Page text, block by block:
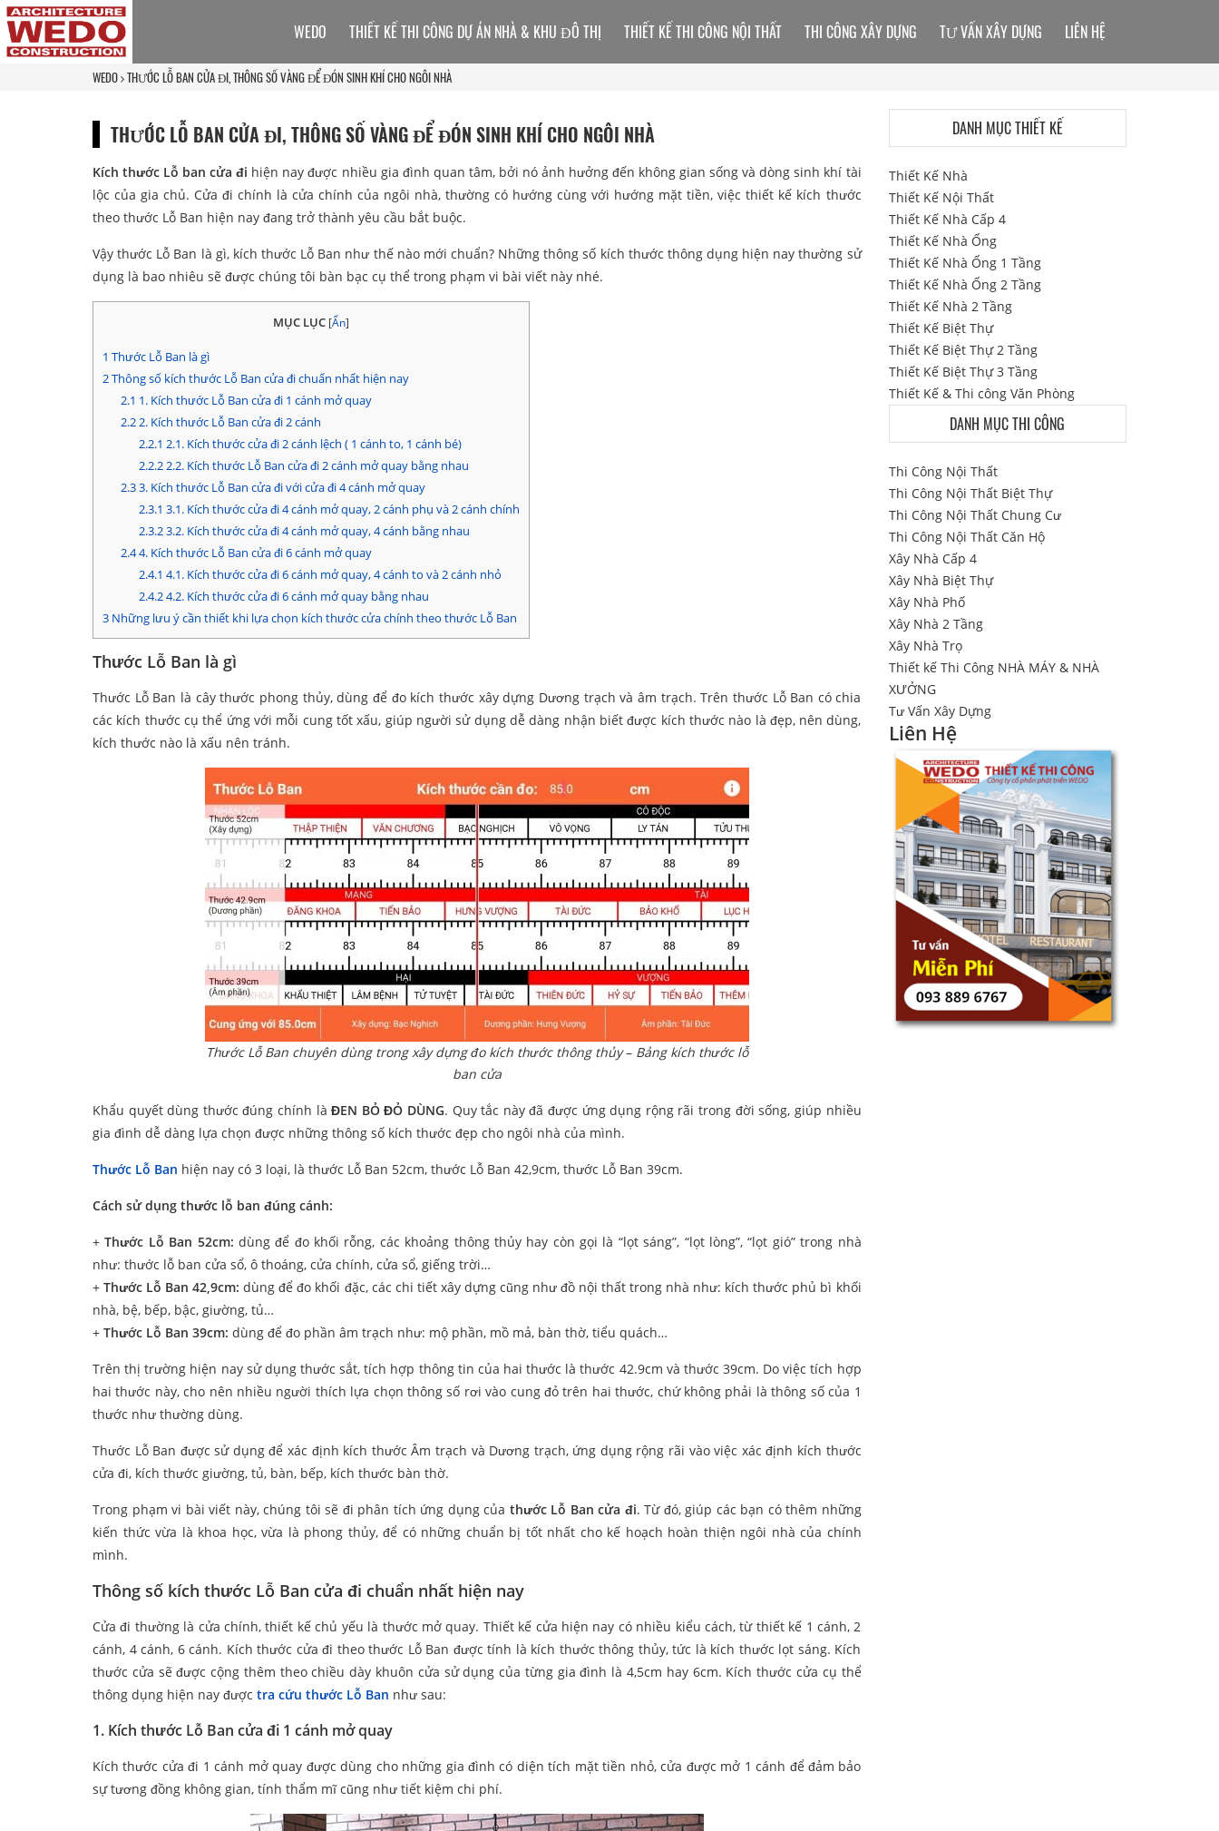
WEDO THƯỚC LỖ BAN CỬA ĐI, THÔNG SỐ VÀNG ĐỂ ĐÓN SINH KHÍ CHO NGÔI NHÀ
THƯỚC LỖ BAN CỬA ĐI, THÔNG SỐ VÀNG ĐỂ ĐÓN SINH KHÍ CHO NGÔI NHÀ
Kích thước Lỗ ban cửa đi hiện nay được nhiều gia đình quan tâm, bởi nó ảnh hưởng đến không gian sống và dòng sinh khí tài
lộc của gia chủ. Cửa đi chính là cửa chính của ngôi nhà, thường có hướng cùng với hướng mặt tiền, việc thiết kế kích thước
theo thước Lỗ Ban hiện nay đang trở thành yêu cầu bắt buộc.
Vậy thước Lỗ Ban là gì, kích thước Lỗ Ban như thế nào mới chuẩn? Những thông số kích thước thông dụng hiện nay thường sử
dụng là bao nhiêu sẽ được chúng tôi bàn bạc cụ thể trong phạm vi bài viết này nhé.
MỤC LỤC [Ẩn]
1 Thước Lỗ Ban là gì
2Thông số kích thước Lỗ Ban cửa đi chuẩn nhất hiện nay
2.1 1. Kích thước Lỗ Ban cửa đi 1 cánh mở quay
2.22. Kích thước Lỗ Ban cửa đi 2 cánh
2.2.1 2.1. Kích thước cửa đi 2 cánh lệch ( 1 cánh to, 1 cánh bé)
2.2.22.2. Kích thước Lỗ Ban cửa đi 2 cánh mở quay bằng nhau
2.33. Kích thước Lỗ Ban cửa đi với cửa đi 4 cánh mở quay
2.3.1 3.1. Kích thước cửa đi 4 cánh mở quay, 2 cánh phụ và 2 cánh chính
2.3.23.2. Kích thước cửa đi 4 cánh mở quay, 4 cánh bằng nhau
2.44. Kích thước Lỗ Ban cửa đi 6 cánh mở quay
2.4.1 4.1. Kích thước cửa đi 6 cánh mở quay, 4 cánh to và 2 cánh nhỏ
2.4.24.2. Kích thước cửa đi 6 cánh mở quay bằng nhau
3 Những lưu ý cần thiết khi lựa chọn kích thước cửa chính theo thước Lỗ Ban
Thước Lỗ Ban là gì
Thước Lỗ Ban là cây thước phong thủy, dùng để đo kích thước xây dựng Dương trạch và âm trạch. Trên thước Lỗ Ban có chia
các kích thước cụ thể ứng với mỗi cung tốt xấu, giúp người sử dụng dễ dàng nhận biết được kích thước nào là đẹp, nên dùng,
kích thước nào là xấu nên tránh.
Thước Lỗ Ban chuyên dùng trong xây dựng đo kích thước thông thủy– Bảng kích thước lỗ
ban cửa
Khẩu quyết dùng thước đúng chính làĐEN BỎ ĐỎ DÙNG. Quy tắc này đã được ứng dụng rộng rãi trong đời sống, giúp nhiều
gia đình dễ dàng lựa chọn được những thông số kích thước đẹp cho ngôi nhà của mình.
Thước Lỗ Ban hiện nay có 3 loại, là thước Lỗ Ban 52cm, thước Lỗ Ban 42,9cm, thước Lỗ Ban 39cm.
Cách sử dụng thước lỗ ban đúng cánh:
+Thước Lỗ Ban 52cm: dùng để đo khối rỗng, các khoảng thông thủy hay còn gọi là “lọt sáng”, “lọt lòng”, “lọt gió” trong nhà
như: thước lỗ ban cửa sổ, ô thoáng, cửa chính, cửa sổ, giếng trời…
+Thước Lỗ Ban 42,9cm:dùng để đo khối đặc, các chi tiết xây dựng cũng như đồ nội thất trong nhà như: kích thước phủ bì khối
nhà, bệ, bếp, bậc, giường, tủ…
+ Thước Lỗ Ban 39cm: dùng để đo phần âm trạch như: mộ phần, mồ mả, bàn thờ, tiểu quách…
Trên thị trường hiện nay sử dụng thước sắt, tích hợp thông tin của hai thước là thước 42.9cm và thước 39cm. Do việc tích hợp
hai thước này, cho nên nhiều người thích lựa chọn thông số rơi vào cung đỏ trên hai thước, chứ không phải là thông số của 1
thước như thường dùng.
Thước Lỗ Ban được sử dụng để xác định kích thước Âm trạch và Dương trạch, ứng dụng rộng rãi vào việc xác định kích thước
cửa đi, kích thước giường, tủ, bàn, bếp, kích thước bàn thờ.
Trong phạm vi bài viết này, chúng tôi sẽ đi phân tích ứng dụng của thước Lỗ Ban cửa đi. Từ đó, giúp các bạn có thêm những
kiến thức vừa là khoa học, vừa là phong thủy, để có những chuẩn bị tốt nhất cho kế hoạch hoàn thiện ngôi nhà của chính
mình.
Thông số kích thước Lỗ Ban cửa đi chuẩn nhất hiện nay
Cửa đi thường là cửa chính, thiết kế chủ yếu là thước mở quay. Thiết kế cửa hiện nay có nhiều kiểu cách, từ thiết kế 1 cánh, 2
cánh, 4 cánh, 6 cánh. Kích thước cửa đi theo thước Lỗ Ban được tính là kích thước thông thủy, tức là kích thước lọt sáng. Kích
thước cửa sẽ được cộng thêm theo chiều dày khuôn cửa sử dụng của từng gia đình là 4,5cm hay 6cm. Kích thước cửa cụ thể
thông dụng hiện nay được tra cứu thước Lỗ Ban như sau:
1. Kích thước Lỗ Ban cửa đi 1 cánh mở quay
Kích thước cửa đi 1 cánh mở quay được dùng cho những gia đình có diện tích mặt tiền nhỏ, cửa được mở 1 cánh để đảm bảo
sự tương đồng không gian, tính thẩm mĩ cũng như tiết kiệm chi phí.
WEDO THIẾT KẾ THI CÔNG DỰ ÁN NHÀ & KHU ĐÔ THỊ THIẾT KẾ THI CÔNG NỘI THẤT THI CÔNG XÂY DỰNG TƯ VẤN XÂY DỰNG LIÊN HỆ
DANH MỤC THIẾT KẾ
Thiết Kế Nhà
Thiết Kế Nội Thất
Thiết Kế Nhà Cấp 4
Thiết Kế Nhà Ống
Thiết Kế Nhà Ống 1 Tầng
Thiết Kế Nhà Ống 2 Tầng
Thiết Kế Nhà 2 Tầng
Thiết Kế Biệt Thự
Thiết Kế Biệt Thự 2 Tầng
Thiết Kế Biệt Thự 3 Tầng
Thiết Kế & Thi công Văn Phòng
DANH MỤC THI CÔNG
Thi Công Nội Thất
Thi Công Nội Thất Biệt Thự
Thi Công Nội Thất Chung Cư
Thi Công Nội Thất Căn Hộ
Xây Nhà Cấp 4
Xây Nhà Biệt Thự
Xây Nhà Phố
Xây Nhà 2 Tầng
Xây Nhà Trọ
Thiết kế Thi Công NHÀ MÁY & NHÀ
XƯỞNG
Tư Vấn Xây Dựng
Liên Hệ